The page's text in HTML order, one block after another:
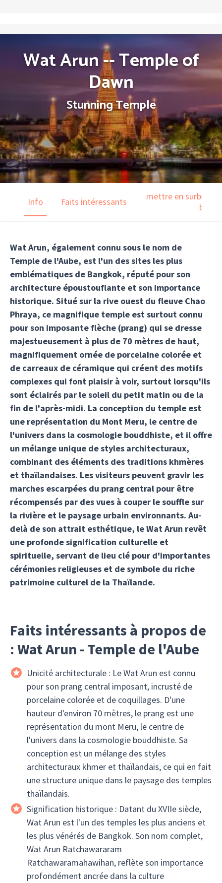
Wat Arun -- Temple of
Dawn
Stunning Temple
Info Faits intéressants
mettre en
barre
Wat Arun, également connu sous le nom de
Temple de l'Aube, est l'un des sites les plus
emblématiques de Bangkok, réputé pour son
architecture époustouflante et son importance
historique. Situé sur la rive ouest du fleuve Chao
Phraya, ce magnifique temple est surtout connu
pour son imposante flèche (prang) qui se dresse
majestueusement à plus de 70 mètres de haut,
magnifiquement ornée de porcelaine colorée et
de carreaux de céramique qui créent des motifs
complexes qui font plaisir à voir, surtout lorsqu'ils
sont éclairés par le soleil du petit matin ou de la
fin de l'après-midi. La conception du temple est
une représentation du Mont Meru, le centre de
l'univers dans la cosmologie bouddhiste, et il offre
un mélange unique de styles architecturaux,
combinant des éléments des traditions khmères
et thaïlandaises. Les visiteurs peuvent gravir les
marches escarpées du prang central pour être
récompensés par des vues à couper le souffle sur
la rivière et le paysage urbain environnants. Au-
delà de son attrait esthétique, le Wat Arun revêt
une profonde signification culturelle et
spirituelle, servant de lieu clé pour d'importantes
cérémonies religieuses et de symbole du riche
patrimoine culturel de la Thaïlande.
Faits intéressants à propos de
: Wat Arun - Temple de l'Aube
Unicité architecturale : Le Wat Arun est connu
pour son prang central imposant, incrusté de
porcelaine colorée et de coquillages. D'une
hauteur d'environ 70 mètres, le prang est une
représentation du mont Meru, le centre de
l'univers dans la cosmologie bouddhiste. Sa
conception est un mélange des styles
architecturaux khmer et thaïlandais, ce qui en fait
une structure unique dans le paysage des temples
thaïlandais.
Signification historique : Datant du XVIIe siècle,
Wat Arun est l'un des temples les plus anciens et
les plus vénérés de Bangkok. Son nom complet,
Wat Arun Ratchawararam
Ratchawaramahawihan, reflète son importance
profondément ancrée dans la culture